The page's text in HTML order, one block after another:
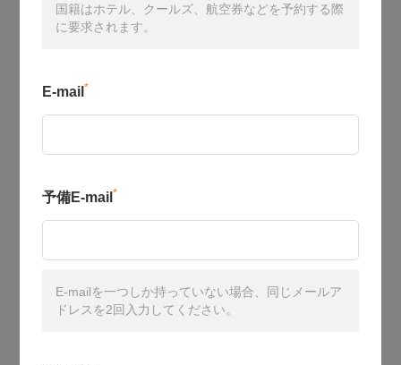
国籍はホテル、クールズ、航空券などを予約する際
に要求されます。
E-mail *
予備E-mail *
E-mailを一つしか持っていない場合、同じメールア
ドレスを2回入力してください。